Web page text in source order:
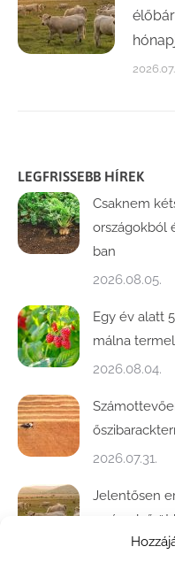
LEGFRISSEBB HÍREK
Csaknem
országokból
ban
2026.08.05.
Egy év alatt
málna
2026.08.04.
2026.07.31.
Jelentősen
az év első öt
2026.07.28.